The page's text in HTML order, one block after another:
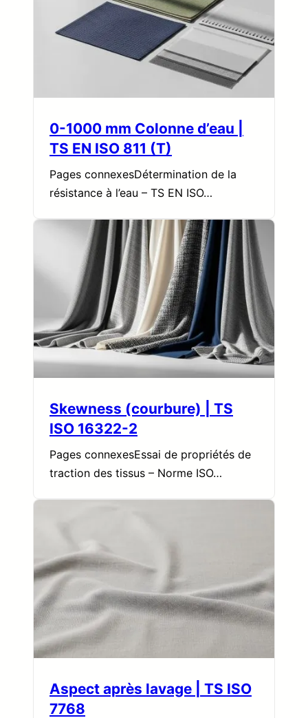
0-1000 mm Colonne d’eau |
TS EN ISO 811 (T)
Pages connexesDétermination de la
résistance à l’eau – TS EN ISO…
Skewness (courbure) | TS
ISO 16322-2
Pages connexesEssai de propriétés de
traction des tissus – Norme ISO…
Aspect après lavage | TS ISO
7768